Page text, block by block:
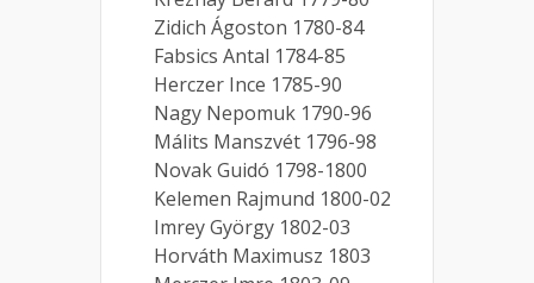
Zidich Ágoston 1780-84
Fabsics Antal 1784-85
Herczer Ince 1785-90
Nagy Nepomuk 1790-96
Málits Manszvét 1796-98
Novak Guidó 1798-1800
Kelemen Rajmund 1800-02
Imrey György 1802-03
Horváth Maximusz 1803